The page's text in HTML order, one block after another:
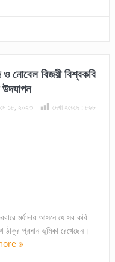
নোবেল বিজয়ী বিশ্বকবি
মে ১৮, ২০২৩ দেখা হয়েছে : ৮৯৮
মর্যাদার আসনে যে সব কবি
ঠাকুর প্রধান ভূমিকা রেখেছেন।